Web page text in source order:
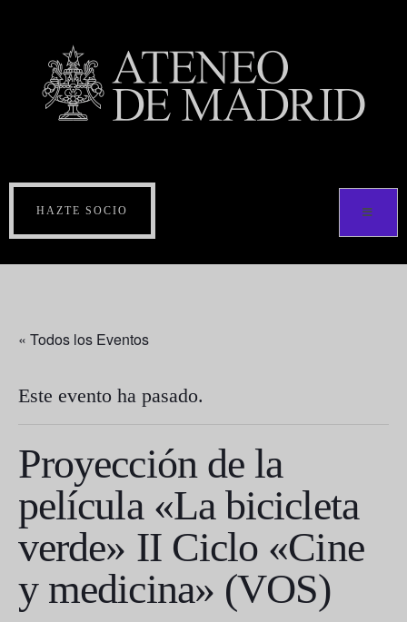
HAZTE SOCIO
« Todos los Eventos
Este evento ha pasado.
Proyección de la
película «La bicicleta
verde» II Ciclo «Cine
y medicina» (VOS)